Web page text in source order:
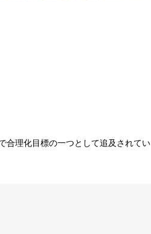
合理化目標の一つとして追及されてい